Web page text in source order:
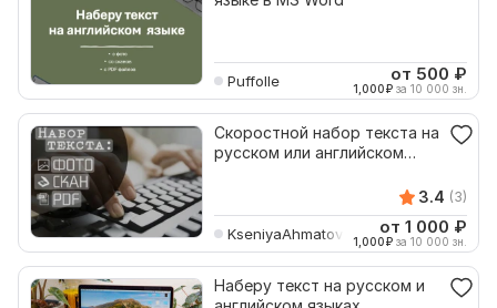
Puffolle от 500 ₽
1,000₽ за 10 000 зн.
Скоростной набор текста на
русском или английском
3.4 (3)
KseniyaAhmatova от 1 000 ₽
1,000₽ за 10 000 зн.
Наберу текст на русском и